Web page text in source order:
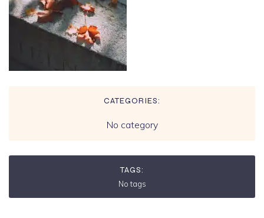
CATEGORIES:
No category
TAGS:
No tags